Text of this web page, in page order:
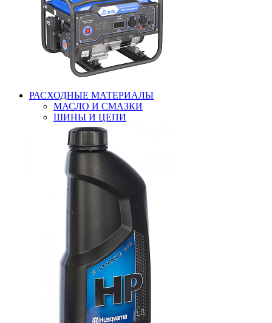
РАСХОДНЫЕ МАТЕРИАЛЫ
МАСЛО И СМАЗКИ
ШИНЫ И ЦЕПИ